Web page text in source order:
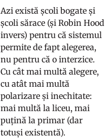
Azi există școli bogate și
școli sărace (și Robin Hood
invers) pentru că sistemul
permite de fapt alegerea,
nu pentru că o interzice.
Cu cât mai multă alegere,
cu atât mai multă
polarizare și inechitate:
mai multă la liceu, mai
puțină la primar (dar
totuși existentă).